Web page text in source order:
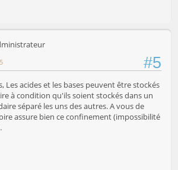
#5
Les acides et les bases peuvent être stockés
à condition qu'ils soient stockés dans un
séparé les uns des autres. A vous de
assure bien ce confinement (impossibilité